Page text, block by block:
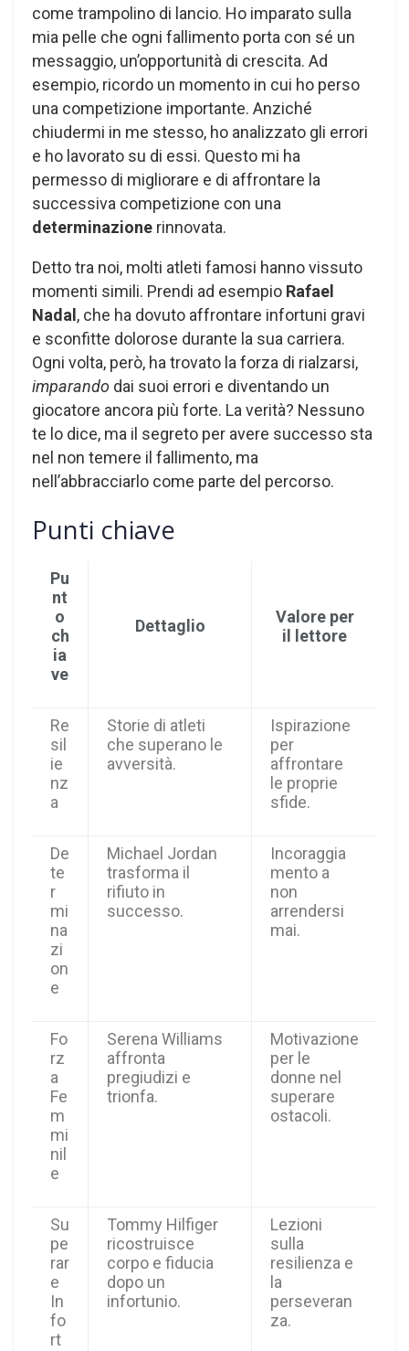
come trampolino di lancio. Ho imparato sulla
mia pelle che ogni fallimento porta con sé un
messaggio, un’opportunità di crescita. Ad
esempio, ricordo un momento in cui ho perso
una competizione importante. Anziché
chiudermi in me stesso, ho analizzato gli errori
e ho lavorato su di essi. Questo mi ha
permesso di migliorare e di affrontare la
successiva competizione con una
determinazione rinnovata.
Detto tra noi, molti atleti famosi hanno vissuto
momenti simili. Prendi ad esempio Rafael
Nadal, che ha dovuto affrontare infortuni gravi
e sconfitte dolorose durante la sua carriera.
Ogni volta, però, ha trovato la forza di rialzarsi,
imparando dai suoi errori e diventando un
giocatore ancora più forte. La verità? Nessuno
te lo dice, ma il segreto per avere successo sta
nel non temere il fallimento, ma
nell’abbracciarlo come parte del percorso.
Punti chiave
Pu
nt
o
ch
ia
ve
Dettaglio
Valore per
il lettore
Re
sil
ie
nz
a
Storie di atleti
che superano le
avversità.
Ispirazione
per
affrontare
le proprie
sfide.
De
te
r
mi
na
zi
on
e
Michael Jordan
trasforma il
rifiuto in
successo.
Incoraggia
mento a
non
arrendersi
mai.
Fo
rz
a
Fe
m
mi
nil
e
Serena Williams
affronta
pregiudizi e
trionfa.
Motivazione
per le
donne nel
superare
ostacoli.
Su
pe
rar
e
In
fo
rt
Tommy Hilfiger
ricostruisce
corpo e fiducia
dopo un
infortunio.
Lezioni
sulla
resilienza e
la
perseveran
za.